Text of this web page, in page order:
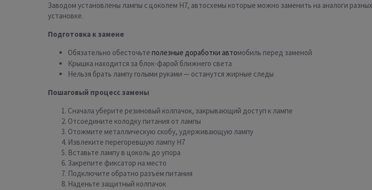
Заводом установлены лампы с цоколем H7, автосхемы которые можно заменить на аналоги
установке.
Подготовка к замене
Обязательно обесточьте полезные доработки автомобиль перед заменой
Крышка находится за блок-фарой ближнего света
Нельзя брать лампу голыми руками — останутся жирные следы
Пошаговый процесс замены
Сначала уберите резиновый колпачок, закрывающий доступ к лампе
Отсоедините колодку питания от лампы
Отожмите металлическую скобу, удерживающую лампу
Извлеките перегоревшую лампу H7
Вставьте лампу в цоколь до упора
Закрепите фиксатор на место
Подключите обратно разъём питания
Наденьте защитный колпачок